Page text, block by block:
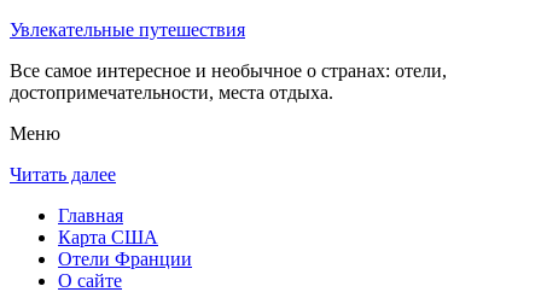
Увлекательные путешествия
Все самое интересное и необычное о странах: отели,
достопримечательности, места отдыха.
Меню
Читать далее
Главная
Карта США
Отели Франции
О сайте